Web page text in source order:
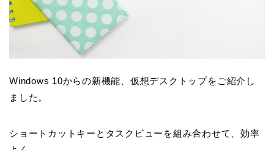
Windows 10からの新機能、仮想デスクトップをご紹介し
ました。
ショートカットキーとタスクビューを組み合わせて、効率